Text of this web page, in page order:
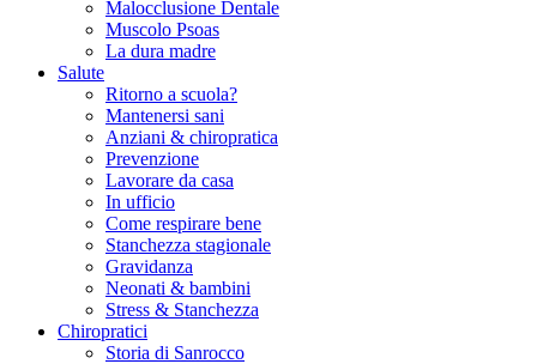
Malocclusione Dentale
Muscolo Psoas
La dura madre
Salute
Ritorno a scuola?
Mantenersi sani
Anziani & chiropratica
Prevenzione
Lavorare da casa
In ufficio
Come respirare bene
Stanchezza stagionale
Gravidanza
Neonati & bambini
Stress & Stanchezza
Chiropratici
Storia di Sanrocco